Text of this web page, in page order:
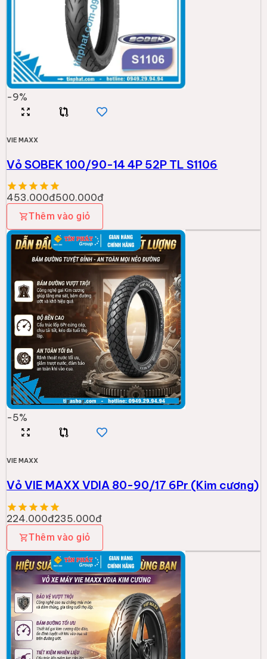
-9%
VIE MAXX
Vỏ SOBEK 100/90-14 4P 52P TL S1106
453.000đ500.000đ
Thêm vào giỏ
-5%
VIE MAXX
Vỏ VIE MAXX VDIA 80-90/17 6Pr (Kim cương)
224.000đ235.000đ
Thêm vào giỏ